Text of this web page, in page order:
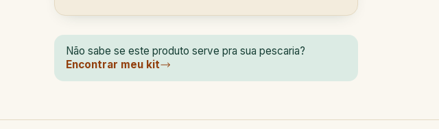
Não sabe se este produto serve pra sua pescaria?
Encontrar meu kit